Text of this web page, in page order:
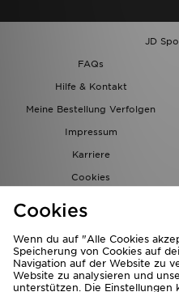
JD
FAQs
Hilfe & Kontakt
Meine Bestellung Verfolgen
Impressum
Karriere
Cookies
Cookies
Wenn du auf "Alle Cookies
Speicherung von Cookies auf
Navigation auf der Website zu
Website zu analysieren und
unterstützen. Die Einstellungen